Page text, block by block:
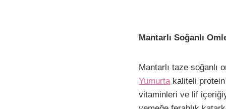
Mantarlı Soğanlı
Mantarlı taze soğanlı
Yumurta kaliteli
vitaminleri ve lif